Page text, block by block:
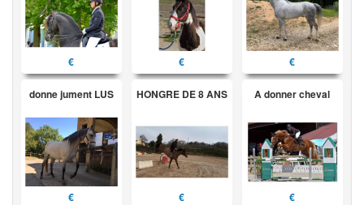
€ € €
donne jument LUS
€
HONGRE DE 8 ANS
€
A donner cheval
€